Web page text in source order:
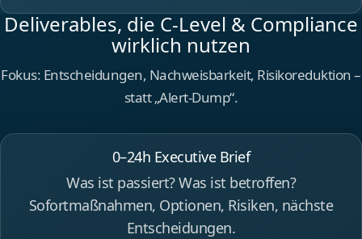
Deliverables, die C‑Level & Compliance
wirklich nutzen
Fokus: Entscheidungen, Nachweisbarkeit, Risikoreduktion –
statt „Alert‑Dump“.
0–24h Executive Brief
Was ist passiert? Was ist betroffen?
Sofortmaßnahmen, Optionen, Risiken, nächste
Entscheidungen.